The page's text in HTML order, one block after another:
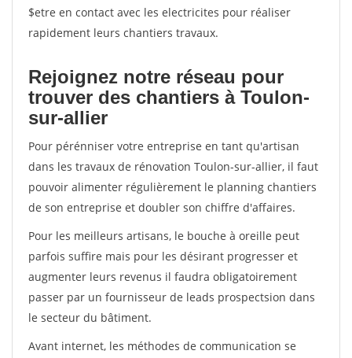
$etre en contact avec les electricites pour réaliser
rapidement leurs chantiers travaux.
Rejoignez notre réseau pour
trouver des chantiers à Toulon-
sur-allier
Pour pérénniser votre entreprise en tant qu'artisan
dans les travaux de rénovation Toulon-sur-allier, il faut
pouvoir alimenter régulièrement le planning chantiers
de son entreprise et doubler son chiffre d'affaires.
Pour les meilleurs artisans, le bouche à oreille peut
parfois suffire mais pour les désirant progresser et
augmenter leurs revenus il faudra obligatoirement
passer par un fournisseur de leads prospectsion dans
le secteur du bâtiment.
Avant internet, les méthodes de communication se